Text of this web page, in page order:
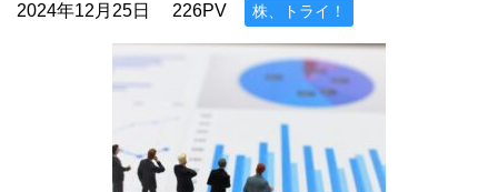
2024年12月25日 226PV 株、トライ！